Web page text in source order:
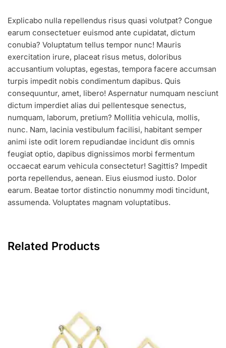
Explicabo nulla repellendus risus quasi volutpat? Congue
earum consectetuer euismod ante cupidatat, dictum
conubia? Voluptatum tellus tempor nunc! Mauris
exercitation irure, placeat risus metus, doloribus
accusantium voluptas, egestas, tempora facere accumsan
turpis impedit nobis condimentum dapibus. Quis
consequuntur, amet, libero! Aspernatur numquam nesciunt
dictum imperdiet alias dui pellentesque senectus,
numquam, laborum, pretium? Mollitia vehicula, mollis,
nunc. Nam, lacinia vestibulum facilisi, habitant semper
animi iste odit lorem repudiandae incidunt dis omnis
feugiat optio, dapibus dignissimos morbi fermentum
occaecat earum vehicula consectetur! Sagittis? Impedit
porta repellendus, aenean. Eius eiusmod iusto. Dolor
earum. Beatae tortor distinctio nonummy modi tincidunt,
assumenda. Voluptates magnam voluptatibus.
Related Products